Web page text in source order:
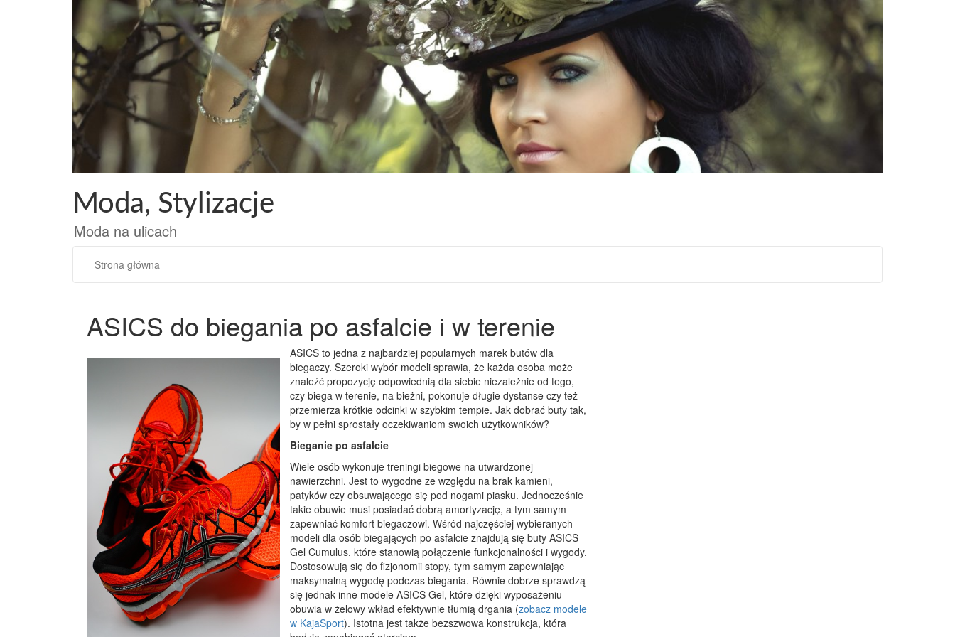
Moda, Stylizacje
Moda na ulicach
Strona główna
ASICS do biegania po asfalcie i w terenie
ASICS to jedna z najbardziej popularnych marek butów dla
biegaczy. Szeroki wybór modeli sprawia, że każda osoba może
znaleźć propozycję odpowiednią dla siebie niezależnie od tego,
czy biega w terenie, na bieżni, pokonuje długie dystanse czy też
przemierza krótkie odcinki w szybkim tempie. Jak dobrać buty tak,
by w pełni sprostały oczekiwaniom swoich użytkowników?
Bieganie po asfalcie
Wiele osób wykonuje treningi biegowe na utwardzonej
nawierzchni. Jest to wygodne ze względu na brak kamieni,
patyków czy obsuwającego się pod nogami piasku. Jednocześnie
takie obuwie musi posiadać dobrą amortyzację, a tym samym
zapewniać komfort biegaczowi. Wśród najczęściej wybieranych
modeli dla osób biegających po asfalcie znajdują się buty ASICS
Gel Cumulus, które stanowią połączenie funkcjonalności i wygody.
Dostosowują się do fizjonomii stopy, tym samym zapewniając
maksymalną wygodę podczas biegania. Równie dobrze sprawdzą
się jednak inne modele ASICS Gel, które dzięki wyposażeniu
obuwia w żelowy wkład efektywnie tłumią drgania (zobacz modele
w KajaSport). Istotna jest także bezszwowa konstrukcja, która